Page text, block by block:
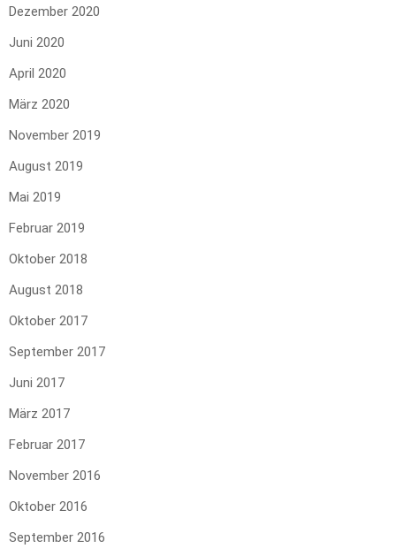
Dezember 2020
Juni 2020
April 2020
März 2020
November 2019
August 2019
Mai 2019
Februar 2019
Oktober 2018
August 2018
Oktober 2017
September 2017
Juni 2017
März 2017
Februar 2017
November 2016
Oktober 2016
September 2016